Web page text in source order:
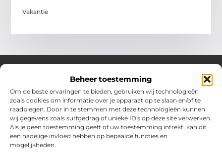
Beheer toestemming
Om de beste ervaringen te bieden, gebruiken wij technologieën
zoals cookies om informatie over je apparaat op te slaan en/of te
raadplegen. Door in te stemmen met deze technologieën kunnen
wij gegevens zoals surfgedrag of unieke ID's op deze site verwerken.
Als je geen toestemming geeft of uw toestemming intrekt, kan dit
een nadelige invloed hebben op bepaalde functies en
mogelijkheden.
Vakantie
Over Hollandwinkelt
Jouw bron voor inspiratie en handige tips voor het dagelijks
leven.
Verken een gevarieerde selectie blogs en artikelen boordevol
praktische adviezen en verrassende inzichten om het beste uit
elke dag te halen.